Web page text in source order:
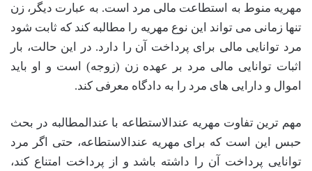
مهریه منوط به استطاعت مالی مرد است. به عبارت دیگر، زن
تنها زمانی می تواند این نوع مهریه را مطالبه کند که ثابت شود
مرد توانایی مالی برای پرداخت آن را دارد. در این حالت، بار
اثبات توانایی مالی مرد بر عهده زن (زوجه) است و او باید
اموال و دارایی های مرد را به دادگاه معرفی کند.
مهم ترین تفاوت مهریه عندالاستطاعه با عندالمطالبه در بحث
حبس این است که برای مهریه عندالاستطاعه، حتی اگر مرد
توانایی پرداخت آن را داشته باشد و از پرداخت امتناع کند،